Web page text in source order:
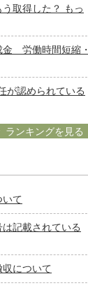
取得した？ もっ
金 労働時間短縮・
が認められている
ランキングを見る
て
記載されている
について